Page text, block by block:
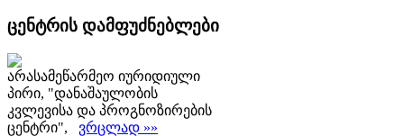
ცენტრის დამფუძნებლები
არასამეწარმეო იურიდიული
პირი, "დანაშაულობის
კვლევისა და პროგნოზირების
ცენტრი", ვრცლად »»